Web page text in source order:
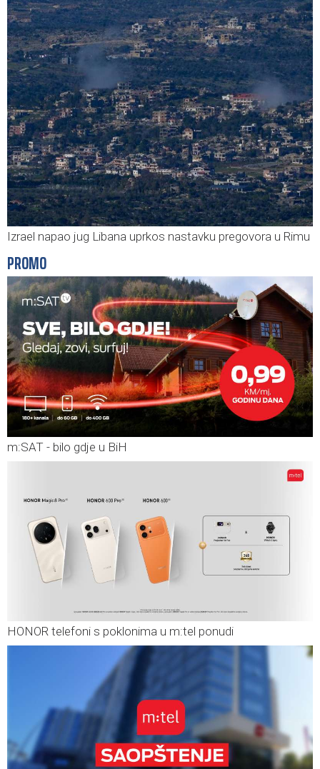
Izrael napao jug Libana uprkos nastavku pregovora u Rimu
PROMO
m:SAT - bilo gdje u BiH
HONOR telefoni s poklonima u m:tel ponudi